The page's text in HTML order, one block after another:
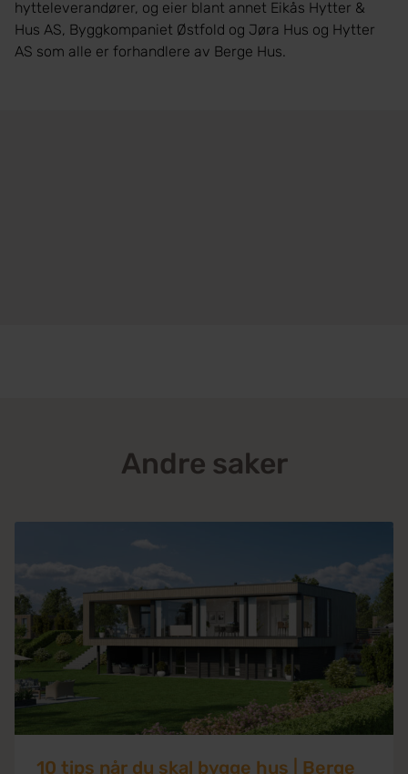
hytteleverandører, og eier blant annet Eikås Hytter &
Hus AS, Byggkompaniet Østfold og Jøra Hus og Hytter
AS som alle er forhandlere av Berge Hus.
Andre saker
10 tips når du skal bygge hus | Berge